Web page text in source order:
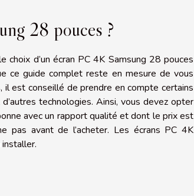
28 pouces ?
choix d’un écran PC 4K Samsung 28 pouces
ce guide complet reste en mesure de vous
il est conseillé de prendre en compte certains
technologies. Ainsi, vous devez opter
avec un rapport qualité et dont le prix est
pas avant de l’acheter. Les écrans PC 4K